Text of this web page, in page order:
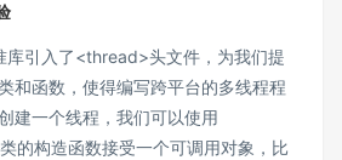
库引入了<thread>头文件，为我们提
和函数，使得编写跨平台的多线程程
建一个线程，我们可以使用
的构造函数接受一个可调用对象，比